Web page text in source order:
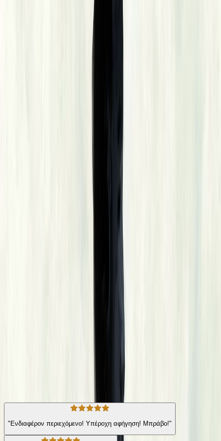
ετεροθαλών αδελφών, της Εφία και της Έσι. Ταυτόχρονα ιχνηλατεί
Ακτής στις βαμβακοφυτείες του Μισισίπι και από τα ιεραποστολικά
σχολεία της Γκάνας μέχρι τα σκοτεινά καταγώγια του Χάρλεμ. Μια
μυθιστορήματος. Εκπληκτικό ως προς την απαράμιλλη γλώσσα,
τρόπο μνημειώδη τις ανάλγητες δυνάμεις που διαμορφώνουν
λογοτεχνία. Search Keywords: Old God's Time
"Ενδιαφέρον περιεχόμενο! Υπέροχη αφήγηση! Μπράβο!"